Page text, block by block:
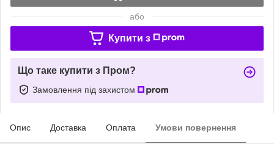
або
Купити з
Що таке купити з Пром?
Замовлення під захистом
Опис Доставка Оплата Умови повернення